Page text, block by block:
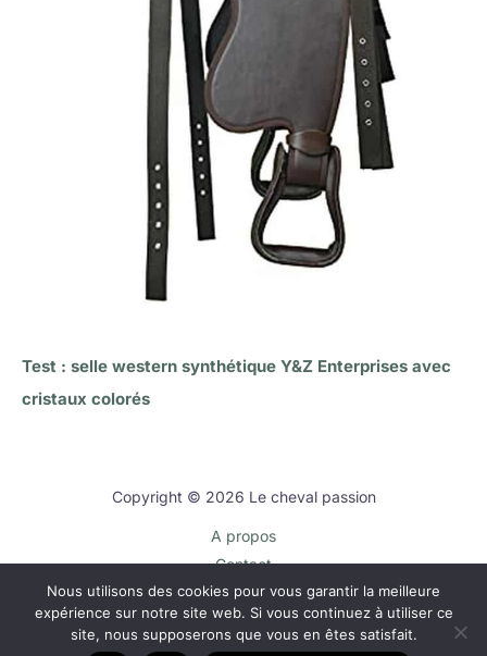
Test : selle western synthétique Y&Z Enterprises avec
cristaux colorés
Copyright © 2026 Le cheval passion
A propos
Contact
Plan du site
Mentions légales
Politique de confidentialité
Nous utilisons des cookies pour vous garantir la meilleure
expérience sur notre site web. Si vous continuez à utiliser ce
site, nous supposerons que vous en êtes satisfait.